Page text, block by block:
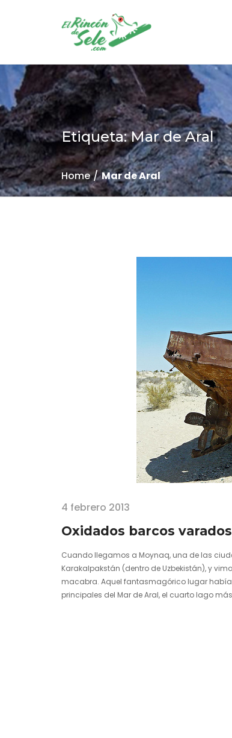
Etiqueta: Mar de Aral
Home Mar de Aral
4 febrero 2013
Oxidados barcos
Cuando llegamos a Moynaq, una de las
Karakalpakstán (dentro de Uzbekistán), y
macabra. Aquel fantasmagórico lugar
principales del Mar de Aral, el cuarto lago